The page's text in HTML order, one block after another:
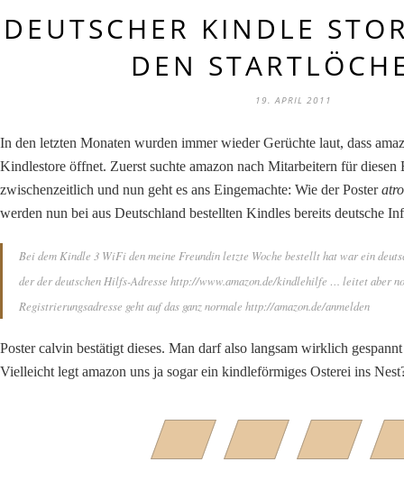
DEUTSCHER KINDLE
DEN
19. APRIL 2011
In den letzten Monaten wurden immer wieder Gerüchte laut, dass
Kindlestore öffnet. Zuerst suchte amazon nach Mitarbeitern für diesen
zwischenzeitlich und nun geht es ans Eingemachte: Wie der Poster
werden nun bei aus Deutschland bestellten Kindles bereits deutsche
Bei dem Kindle 3 WiFi den meine Freundin letzte Woche bestellt hat war ein
der der deutschen Hilfs-Adresse http://www.amazon.de/kindlehilfe … leitet aber
Registrierungsadresse geht auf das ganz normale http://amazon.de/anmelden
Poster calvin bestätigt dieses. Man darf also langsam wirklich
Vielleicht legt amazon uns ja sogar ein kindleförmiges Osterei ins